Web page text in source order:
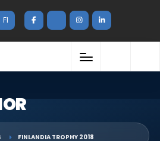
FI
FINLANDIA TROPHY 2018